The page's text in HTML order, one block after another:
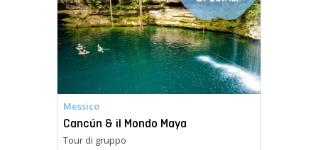
Messico
Cancún & il Mondo Maya
Tour di gruppo